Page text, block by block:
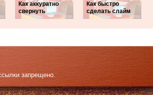
Как аккуратно
свернуть
Как быстро
сделать слайм
запрещено.